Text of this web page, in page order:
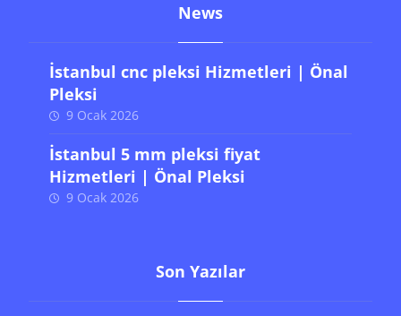
News
İstanbul cnc pleksi Hizmetleri | Önal
Pleksi
9 Ocak 2026
İstanbul 5 mm pleksi fiyat
Hizmetleri | Önal Pleksi
9 Ocak 2026
Son Yazılar